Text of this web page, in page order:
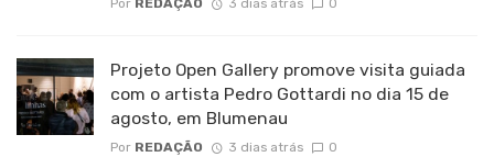
Por REDAÇÃO 3 dias atrás 0
Projeto Open Gallery promove visita guiada
com o artista Pedro Gottardi no dia 15 de
agosto, em Blumenau
Por REDAÇÃO 3 dias atrás 0